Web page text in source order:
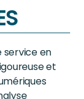
service en
et